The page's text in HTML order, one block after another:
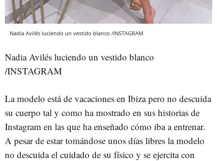
Nadia Avilés luciendo un vestido blanco /INSTAGRAM
Nadia Avilés luciendo un vestido blanco
/INSTAGRAM
La modelo está de vacaciones en Ibiza pero no descuida
su cuerpo tal y como ha mostrado en sus historias de
Instagram en las que ha enseñado cómo iba a entrenar.
A pesar de estar tomándose unos días libres la modelo
no descuida el cuidado de su físico y se ejercita con